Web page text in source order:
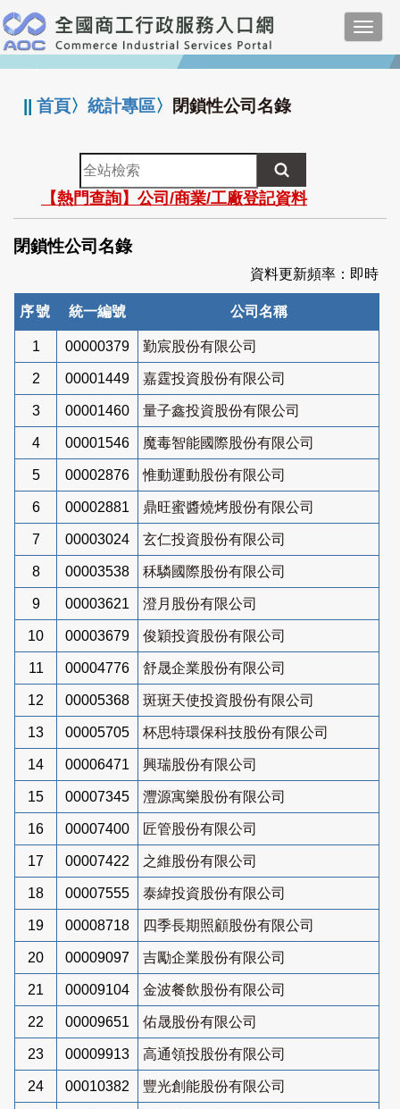
跳
到
主
要
:::
||首頁〉統計專區〉 閉鎖性公司名錄
全
站
檢
索
【熱門查詢】公司/商業/工廠登記資料
閉鎖性公司名錄
資料更新頻率：即時
序號 統一編號 公司名稱
1 00000379 勤宸股份有限公司
2 00001449 嘉霆投資股份有限公司
3 00001460 量子鑫投資股份有限公司
4 00001546 魔毒智能國際股份有限公司
5 00002876 惟動運動股份有限公司
6 00002881 鼎旺蜜醬燒烤股份有限公司
7 00003024 玄仁投資股份有限公司
8 00003538 秝驎國際股份有限公司
9 00003621 澄月股份有限公司
10 00003679 俊穎投資股份有限公司
11 00004776 舒晟企業股份有限公司
12 00005368 斑斑天使投資股份有限公司
13 00005705 杯思特環保科技股份有限公司
14 00006471 興瑞股份有限公司
15 00007345 灃源寓樂股份有限公司
16 00007400 匠管股份有限公司
17 00007422 之維股份有限公司
18 00007555 泰緯投資股份有限公司
19 00008718 四季長期照顧股份有限公司
20 00009097 吉勵企業股份有限公司
21 00009104 金波餐飲股份有限公司
22 00009651 佑晟股份有限公司
23 00009913 高通領投股份有限公司
24 00010382 豐光創能股份有限公司